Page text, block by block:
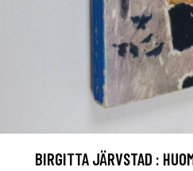
BIRGITTA JÄRVSTAD :